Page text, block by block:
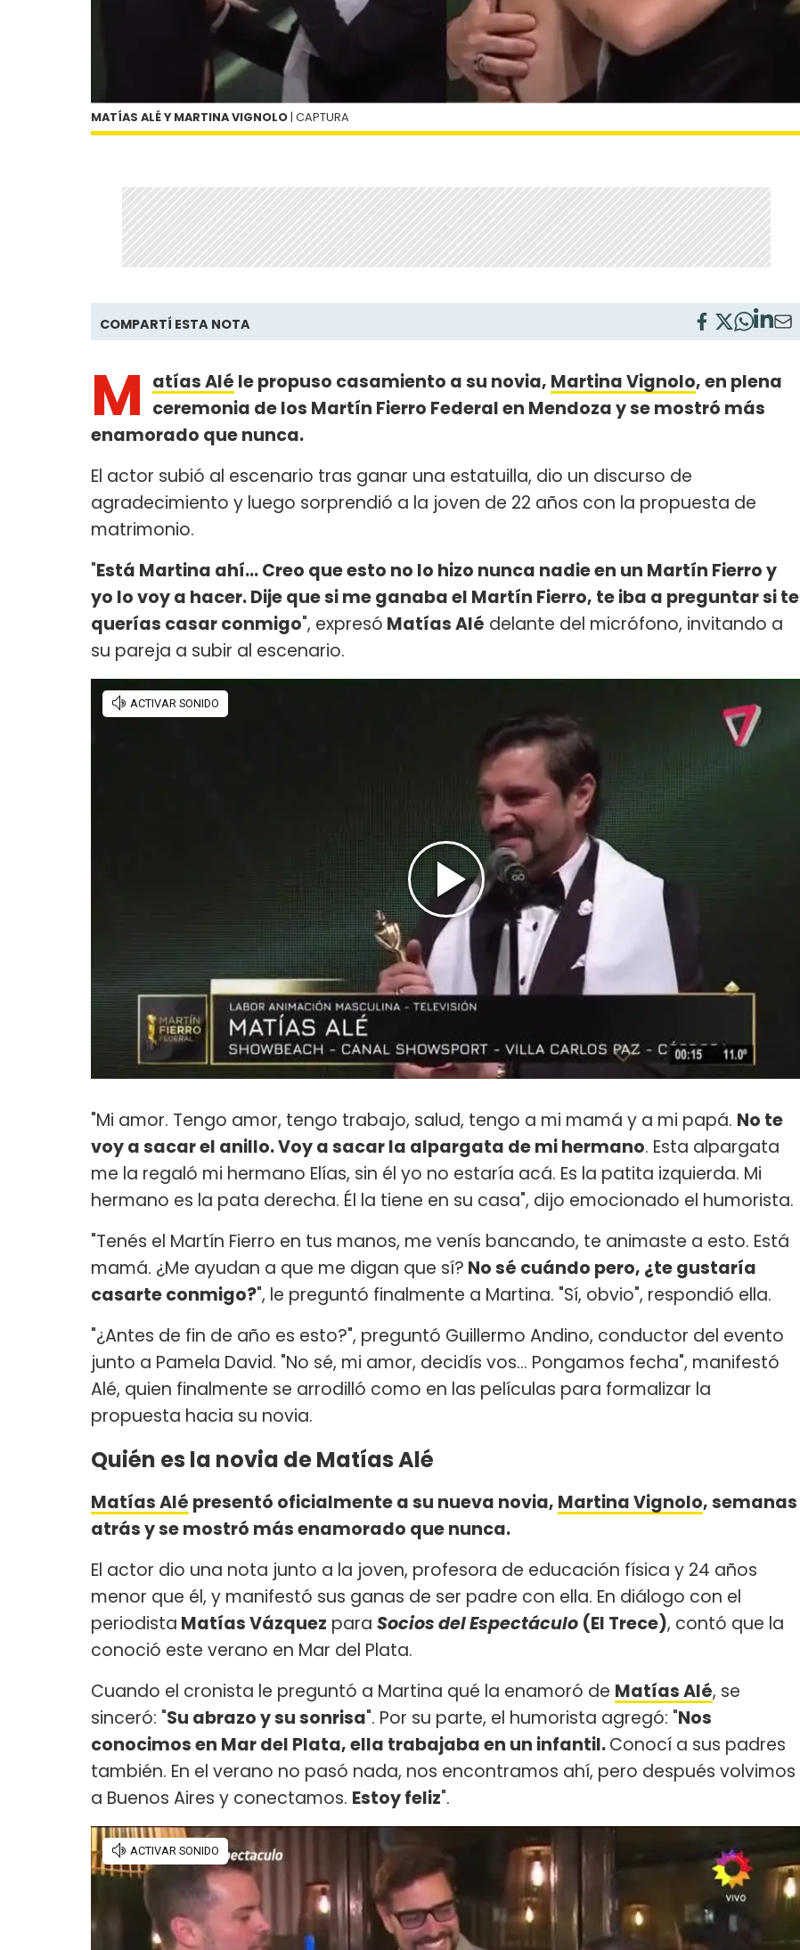
MATÍAS ALÉ Y MARTINA VIGNOLO | CAPTURA
COMPARTÍ ESTA NOTA
M atías Alé le propuso casamiento a su novia, Martina Vignolo, en plena
ceremonia de los Martín Fierro Federal en Mendoza y se mostró más
enamorado que nunca.
El actor subió al escenario tras ganar una estatuilla, dio un discurso de
agradecimiento y luego sorprendió a la joven de 22 años con la propuesta de
matrimonio.
"Está Martina ahí... Creo que esto no lo hizo nunca nadie en un Martín Fierro y
yo lo voy a hacer. Dije que si me ganaba el Martín Fierro, te iba a preguntar si te
querías casar conmigo", expresó Matías Alé delante del micrófono, invitando a
su pareja a subir al escenario.
"Mi amor. Tengo amor, tengo trabajo, salud, tengo a mi mamá y a mi papá. No te
voy a sacar el anillo. Voy a sacar la alpargata de mi hermano. Esta alpargata
me la regaló mi hermano Elías, sin él yo no estaría acá. Es la patita izquierda. Mi
hermano es la pata derecha. Él la tiene en su casa", dijo emocionado el humorista.
"Tenés el Martín Fierro en tus manos, me venís bancando, te animaste a esto. Está
mamá. ¿Me ayudan a que me digan que sí? No sé cuándo pero, ¿te gustaría
casarte conmigo?", le preguntó finalmente a Martina. "Sí, obvio", respondió ella.
"¿Antes de fin de año es esto?", preguntó Guillermo Andino, conductor del evento
junto a Pamela David. "No sé, mi amor, decidís vos... Pongamos fecha", manifestó
Alé, quien finalmente se arrodilló como en las películas para formalizar la
propuesta hacia su novia.
Quién es la novia de Matías Alé
Matías Alé presentó oficialmente a su nueva novia, Martina Vignolo, semanas
atrás y se mostró más enamorado que nunca.
El actor dio una nota junto a la joven, profesora de educación física y 24 años
menor que él, y manifestó sus ganas de ser padre con ella. En diálogo con el
periodista Matías Vázquez para Socios del Espectáculo (El Trece), contó que la
conoció este verano en Mar del Plata.
Cuando el cronista le preguntó a Martina qué la enamoró de Matías Alé, se
sinceró: "Su abrazo y su sonrisa". Por su parte, el humorista agregó: "Nos
conocimos en Mar del Plata, ella trabajaba en un infantil.Conocí a sus padres
también. En el verano no pasó nada, nos encontramos ahí, pero después volvimos
a Buenos Aires y conectamos. Estoy feliz".